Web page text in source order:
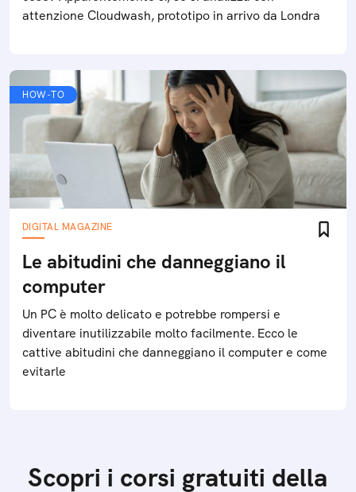
attenzione Cloudwash, prototipo in arrivo da Londra
HOW-TO
DIGITAL MAGAZINE
Le abitudini che danneggiano il
computer
Un PC è molto delicato e potrebbe rompersi e
diventare inutilizzabile molto facilmente. Ecco le
cattive abitudini che danneggiano il computer e come
evitarle
Scopri i corsi gratuiti della